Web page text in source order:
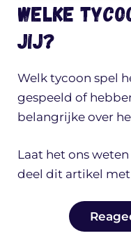
Welke
jij?
Welk tycoon spel
gespeeld of
belangrijke over
Laat het ons weten
deel dit artikel